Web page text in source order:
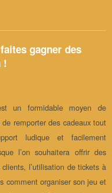
gagner des
!
un formidable moyen de
remporter des cadeaux tout
ludique et facilement
l’on souhaitera offrir des
l’utilisation de tickets à
comment organiser son jeu et